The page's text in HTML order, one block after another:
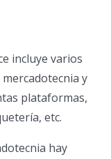
incluye varios
y
plataformas,
etc.
hay